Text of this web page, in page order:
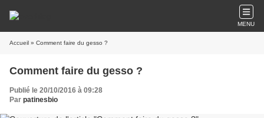
MENU
Accueil » Comment faire du gesso ?
Comment faire du gesso ?
Publié le 20/10/2016 à 09:28
Par patinesbio